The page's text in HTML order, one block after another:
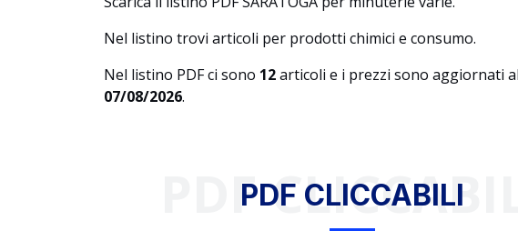
Nel listino trovi articoli per prodotti chimici e consumo.
Nel listino PDF ci sono 12articoli e i prezzi sono aggiornati al
07/08/2026.
PDF CLICCABILI
PDF CLICCABILI